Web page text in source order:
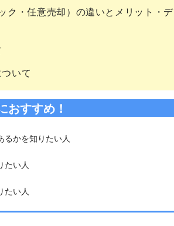
ク・任意売却）の違いとメリット・デ
いて
おすすめ！
るかを知りたい人
たい人
たい人